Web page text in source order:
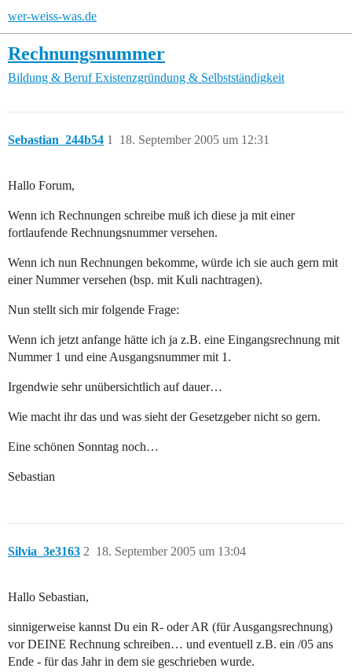
wer-weiss-was.de
Rechnungsnummer
Bildung & Beruf Existenzgründung & Selbstständigkeit
Sebastian_244b54 18. September 2005 um 12:31
1
Hallo Forum,
Wenn ich Rechnungen schreibe muß ich diese ja mit einer
fortlaufende Rechnungsnummer versehen.
Wenn ich nun Rechnungen bekomme, würde ich sie auch gern mit
einer Nummer versehen (bsp. mit Kuli nachtragen).
Nun stellt sich mir folgende Frage:
Wenn ich jetzt anfange hätte ich ja z.B. eine Eingangsrechnung mit
Nummer 1 und eine Ausgangsnummer mit 1.
Irgendwie sehr unübersichtlich auf dauer…
Wie macht ihr das und was sieht der Gesetzgeber nicht so gern.
Eine schönen Sonntag noch…
Sebastian
Silvia_3e3163 18. September 2005 um 13:04
2
Hallo Sebastian,
sinnigerweise kannst Du ein R- oder AR (für Ausgangsrechnung)
vor DEINE Rechnung schreiben… und eventuell z.B. ein /05 ans
Ende - für das Jahr in dem sie geschrieben wurde.